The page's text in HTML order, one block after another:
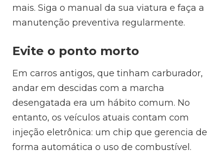
mais. Siga o manual da sua viatura e faça a
manutenção preventiva regularmente.
Evite o ponto morto
Em carros antigos, que tinham carburador,
andar em descidas com a marcha
desengatada era um hábito comum. No
entanto, os veículos atuais contam com
injeção eletrônica: um chip que gerencia de
forma automática o uso de combustível.